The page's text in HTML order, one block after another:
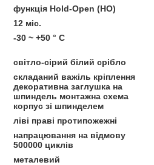
функція Hold-Open (HO)
12 міс.
-30 ~ +50 ° С
світло-сірий білий срібло
складаний важіль кріплення
декоративна заглушка на
шпиндель монтажна схема
корпус зі шпинделем
ліві праві протипожежні
напрацювання на відмову
500000 циклів
металевий